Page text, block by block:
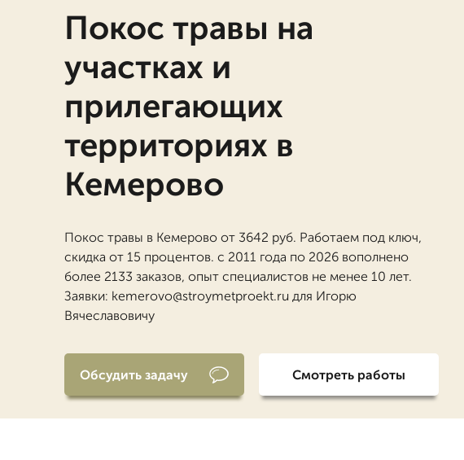
Покос травы на
участках и
прилегающих
территориях в
Кемерово
Покос травы в Кемерово от 3642 руб. Работаем под ключ,
скидка от 15 процентов. с 2011 года по 2026 вополнено
более 2133 заказов, опыт специалистов не менее 10 лет.
Заявки: kemerovo@stroymetproekt.ru для Игорю
Вячеславовичу
Обсудить задачу Смотреть работы